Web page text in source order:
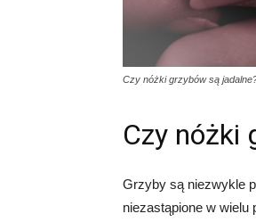
Czy nóżki grzybów są
Czy nóżki
Grzyby są niezwykle
niezastąpione w